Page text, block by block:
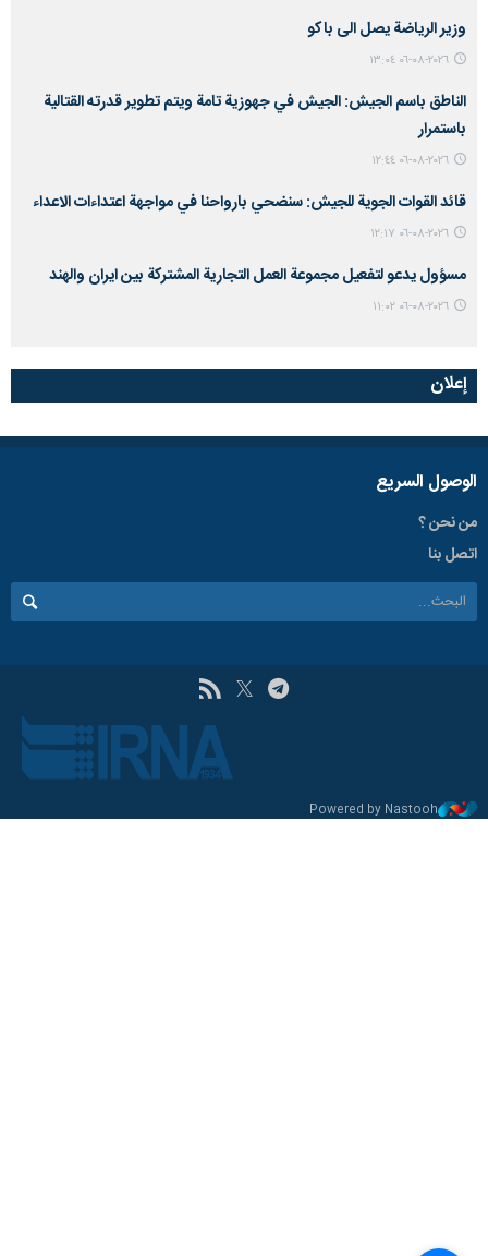
وزير الرياضة يصل الى باكو
٢٠٢٦-٠٨-٠٦ ١٣:٠٤
الناطق باسم الجيش: الجيش في جهوزية تامة ويتم تطوير قدرته القتالية
باستمرار
٢٠٢٦-٠٨-٠٦ ١٢:٤٤
قائد القوات الجوية للجيش: سنضحي بارواحنا في مواجهة اعتداءات الاعداء
٢٠٢٦-٠٨-٠٦ ١٢:١٧
مسؤول يدعو لتفعيل مجموعة العمل التجارية المشتركة بين ايران والهند
٢٠٢٦-٠٨-٠٦ ١١:٠٢
إعلان
الوصول السریع
من نحن ؟
اتصل بنا
Powered by Nastooh